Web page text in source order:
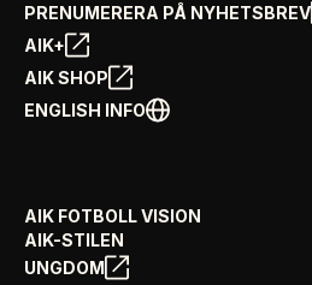
PRENUMERERA PÅ NYHETSBREV
AIK+
AIK SHOP
ENGLISH INFO
AIK FOTBOLL VISION
AIK-STILEN
UNGDOM